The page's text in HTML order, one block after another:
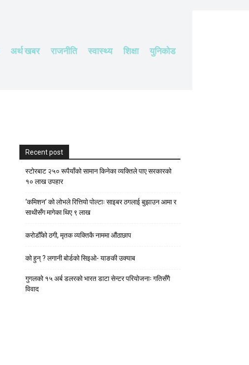
अर्थ खबर राजनीति स्वास्थ्य शिक्षा युनिकोड
Recent post
स्टाेरबाट २५० रूपैयाँको सामान किनेका व्यक्तिले पाए सरकारको
१० लाख उपहार
‘कमिशन’ को लोभले रित्तियो पोल्टाः साइबर ठगलाई बुझाउन आमा र
साथीसँग मागेका थिए ९ लाख
करोडौँको ठगी, मृतक व्यक्तिकै नाममा औंठाछाप
को हुन् ? लगानी बोर्डको सिइओ- याङकी उक्याब
गुगलको १५ अर्ब डलरको भारत डाटा सेन्टर परियोजनाः गतिसँगै
विवाद